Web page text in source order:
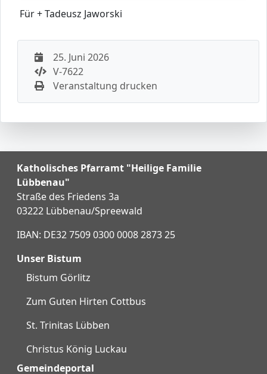
Für + Tadeusz Jaworski
25. Juni 2026
V-7622
Veranstaltung drucken
Katholisches Pfarramt "Heilige Familie
Lübbenau"
Straße des Friedens 3a
03222 Lübbenau/Spreewald
IBAN: DE32 7509 0300 0008 2873 25
Unser Bistum
Bistum Görlitz
Zum Guten Hirten Cottbus
St. Trinitas Lübben
Christus König Luckau
Gemeindeportal